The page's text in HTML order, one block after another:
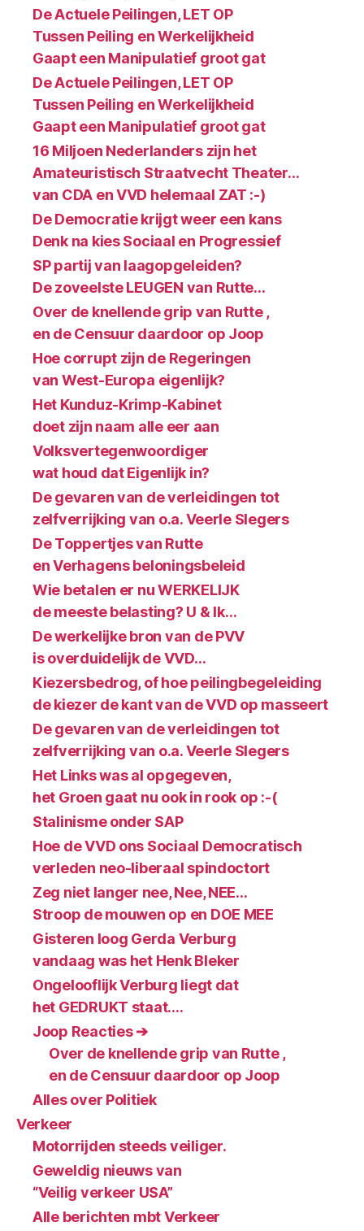
De Actuele Peilingen, LET OP
Tussen Peiling en Werkelijkheid
Gaapt een Manipulatief groot gat
De Actuele Peilingen, LET OP
Tussen Peiling en Werkelijkheid
Gaapt een Manipulatief groot gat
16 Miljoen Nederlanders zijn het
Amateuristisch Straatvecht Theater…
van CDA en VVD helemaal ZAT :-)
De Democratie krijgt weer een kans
Denk na kies Sociaal en Progressief
SP partij van laagopgeleiden?
De zoveelste LEUGEN van Rutte…
Over de knellende grip van Rutte ,
en de Censuur daardoor op Joop
Hoe corrupt zijn de Regeringen
van West-Europa eigenlijk?
Het Kunduz-Krimp-Kabinet
doet zijn naam alle eer aan
Volksvertegenwoordiger
wat houd dat Eigenlijk in?
De gevaren van de verleidingen tot
zelfverrijking van o.a. Veerle Slegers
De Toppertjes van Rutte
en Verhagens beloningsbeleid
Wie betalen er nu WERKELIJK
de meeste belasting? U & Ik…
De werkelijke bron van de PVV
is overduidelijk de VVD…
Kiezersbedrog, of hoe peilingbegeleiding
de kiezer de kant van de VVD op masseert
De gevaren van de verleidingen tot
zelfverrijking van o.a. Veerle Slegers
Het Links was al opgegeven,
het Groen gaat nu ook in rook op :-(
Stalinisme onder SAP
Hoe de VVD ons Sociaal Democratisch
verleden neo-liberaal spindoctort
Zeg niet langer nee, Nee, NEE…
Stroop de mouwen op en DOE MEE
Gisteren loog Gerda Verburg
vandaag was het Henk Bleker
Ongelooflijk Verburg liegt dat
het GEDRUKT staat….
Joop Reacties ➔
Over de knellende grip van Rutte ,
en de Censuur daardoor op Joop
Alles over Politiek
Verkeer
Motorrijden steeds veiliger.
Geweldig nieuws van
“Veilig verkeer USA”
Alle berichten mbt Verkeer